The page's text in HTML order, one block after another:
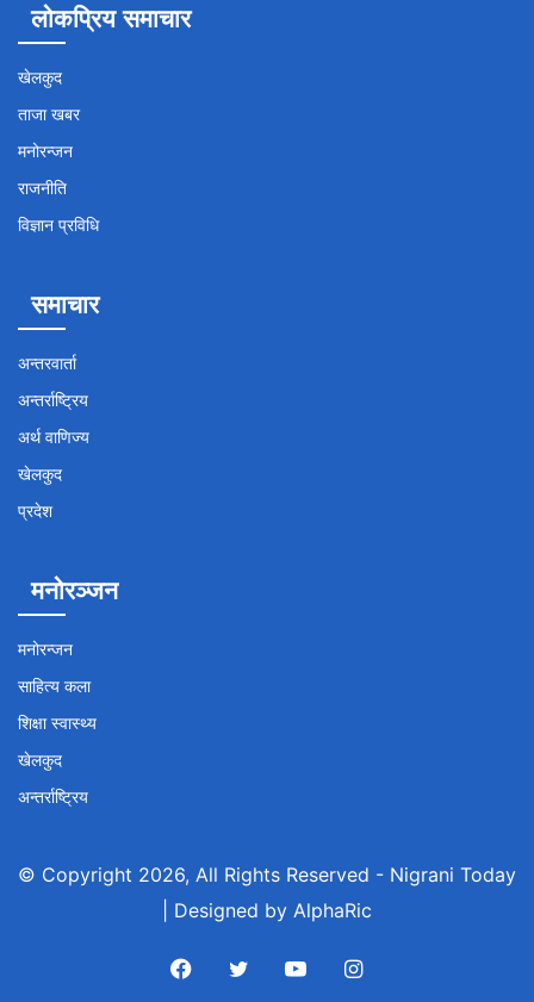
लोकप्रिय समाचार
खेलकुद
ताजा खबर
मनोरन्जन
राजनीति
विज्ञान प्रविधि
समाचार
अन्तरवार्ता
अन्तर्राष्ट्रिय
अर्थ वाणिज्य
खेलकुद
प्रदेश
मनोरञ्जन
मनोरन्जन
साहित्य कला
शिक्षा स्वास्थ्य
खेलकुद
अन्तर्राष्ट्रिय
© Copyright 2026, All Rights Reserved - Nigrani Today
| Designed by AlphaRic
Facebook
TwitterYouTubeInstagram